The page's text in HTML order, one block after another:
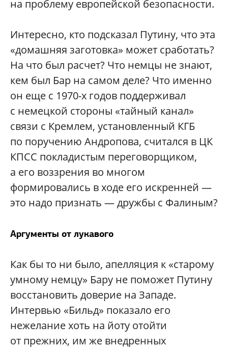
на проблему европейской безопасности.
Интересно, кто подсказал Путину, что эта
«домашняя заготовка» может сработать?
На что был расчет? Что немцы не знают,
кем был Бар на самом деле? Что именно
он еще с 1970-х годов поддерживал
с немецкой стороны «тайный канал»
связи с Кремлем, установленный КГБ
по поручению Андропова, считался в ЦК
КПСС покладистым переговорщиком,
а его воззрения во многом
формировались в ходе его искренней —
это надо признать — дружбы с Фалиным?
Аргументы от лукавого
Как бы то ни было, апелляция к «старому
умному немцу» Бару не поможет Путину
восстановить доверие на Западе.
Интервью «Бильд» показало его
нежелание хоть на йоту отойти
от прежних, им же внедренных